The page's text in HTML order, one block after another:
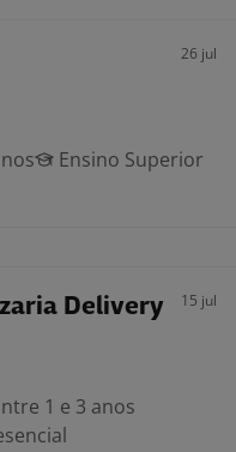
26 jul
Ensino Superior
Delivery 15 jul
1 e 3 anos